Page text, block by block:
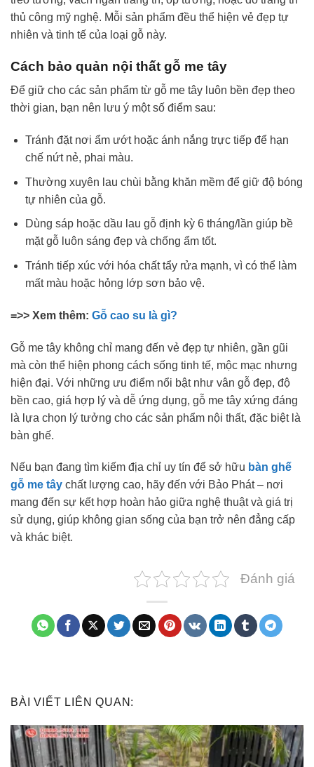
thủ công mỹ nghệ. Mỗi sản phẩm đều thể hiện vẻ đẹp tự
nhiên và tinh tế của loại gỗ này.
Cách bảo quản nội thất gỗ me tây
Để giữ cho các sản phẩm từ gỗ me tây luôn bền đẹp theo
thời gian, bạn nên lưu ý một số điểm sau:
Tránh đặt nơi ẩm ướt hoặc ánh nắng trực tiếp để hạn
chế nứt nẻ, phai màu.
Thường xuyên lau chùi bằng khăn mềm để giữ độ bóng
tự nhiên của gỗ.
Dùng sáp hoặc dầu lau gỗ định kỳ 6 tháng/lần giúp bề
mặt gỗ luôn sáng đẹp và chống ẩm tốt.
Tránh tiếp xúc với hóa chất tẩy rửa mạnh, vì có thể làm
mất màu hoặc hỏng lớp sơn bảo vệ.
=>> Xem thêm: Gỗ cao su là gì?
Gỗ me tây không chỉ mang đến vẻ đẹp tự nhiên, gần gũi
mà còn thể hiện phong cách sống tinh tế, mộc mạc nhưng
hiện đại. Với những ưu điểm nổi bật như vân gỗ đẹp, độ
bền cao, giá hợp lý và dễ ứng dụng, gỗ me tây xứng đáng
là lựa chọn lý tưởng cho các sản phẩm nội thất, đặc biệt là
bàn ghế.
Nếu bạn đang tìm kiếm địa chỉ uy tín để sở hữu bàn ghế
gỗ me tây chất lượng cao, hãy đến với Bảo Phát – nơi
mang đến sự kết hợp hoàn hảo giữa nghệ thuật và giá trị
sử dụng, giúp không gian sống của bạn trở nên đẳng cấp
và khác biệt.
Đánh giá
BÀI VIẾT LIÊN QUAN: